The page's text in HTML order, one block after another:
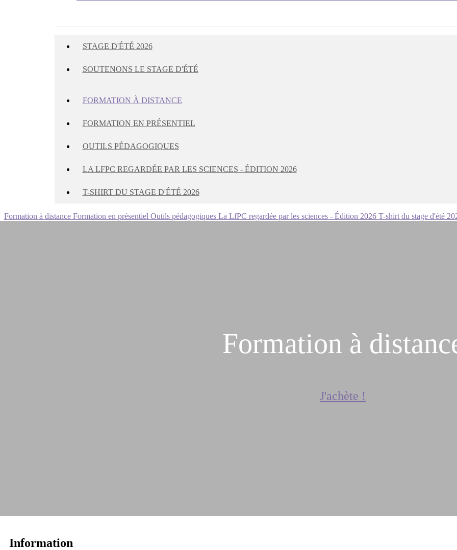
STAGE D'ÉTÉ 2026
SOUTENONS LE STAGE D'ÉTÉ
FORMATION À DISTANCE
FORMATION EN PRÉSENTIEL
OUTILS PÉDAGOGIQUES
LA LFPC REGARDÉE PAR LES SCIENCES - ÉDITION 2026
T-SHIRT DU STAGE D'ÉTÉ 2026
Formation à distance Formation en présentiel Outils pédagogiques La LfPC regardée par les sciences - Édition 2026 T-shirt du stage d'été
Formation à
J'achète !
Information